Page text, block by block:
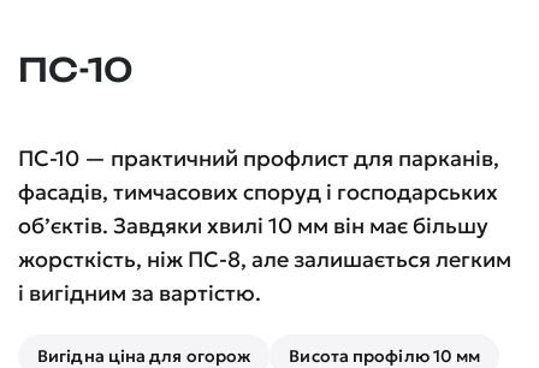
ПС-10
ПС-10 — практичний профлист для парканів,
фасадів, тимчасових споруд і господарських
об’єктів. Завдяки хвилі 10 мм він має більшу
жорсткість, ніж ПС-8, але залишається легким
і вигідним за вартістю.
Вигідна ціна для огорож
Висота профілю 10 мм